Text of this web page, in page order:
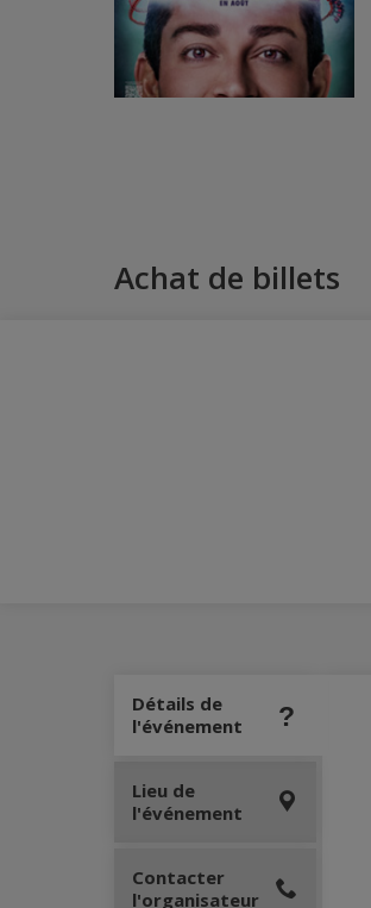
Achat de billets
Détails de
l'événement
Lieu de
l'événement
Contacter
l'organisateur